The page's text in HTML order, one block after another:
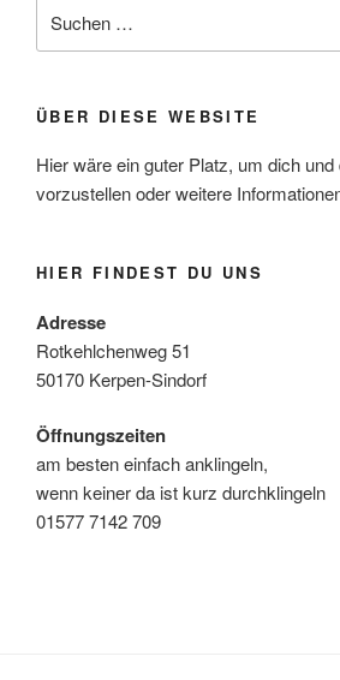
nach:
ÜBER DIESE WEBSITE
Hier wäre ein guter Platz, um dich
vorzustellen oder weitere
HIER FINDEST DU UNS
Adresse
Rotkehlchenweg 51
50170 Kerpen-Sindorf
Öffnungszeiten
am besten einfach anklingeln,
wenn keiner da ist kurz durchklingeln
01577 7142 709